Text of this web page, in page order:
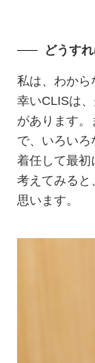
どうす
私は、わから
幸いCLISは
があります
で、いろい
着任して最初
考えてみると
思います。